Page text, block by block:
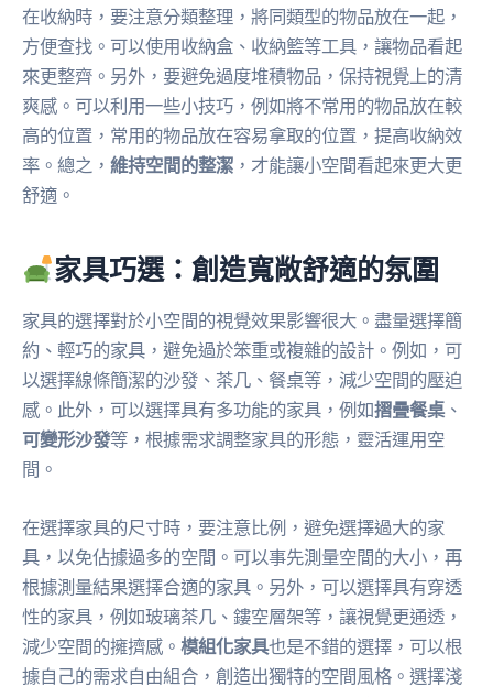
在收納時，要注意分類整理，將同類型的物品放在一起，
方便查找。可以使用收納盒、收納籃等工具，讓物品看起
來更整齊。另外，要避免過度堆積物品，保持視覺上的清
爽感。可以利用一些小技巧，例如將不常用的物品放在較
高的位置，常用的物品放在容易拿取的位置，提高收納效
率。總之， 維持空間的整潔 ，才能讓小空間看起來更大更
舒適。
家具巧選：創造寬敞舒適的氛圍
家具的選擇對於小空間的視覺效果影響很大。盡量選擇簡
約、輕巧的家具，避免過於笨重或複雜的設計。例如，可
以選擇線條簡潔的沙發、茶几、餐桌等，減少空間的壓迫
感。此外，可以選擇具有多功能的家具，例如摺疊餐桌、
可變形沙發等，根據需求調整家具的形態，靈活運用空
間。
在選擇家具的尺寸時，要注意比例，避免選擇過大的家
具，以免佔據過多的空間。可以事先測量空間的大小，再
根據測量結果選擇合適的家具。另外，可以選擇具有穿透
性的家具，例如玻璃茶几、鏤空層架等，讓視覺更通透，
減少空間的擁擠感。 模組化家具也是不錯的選擇，可以根
據自己的需求自由組合，創造出獨特的空間風格。選擇淺